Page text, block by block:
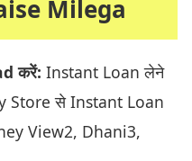
Milega
करें: Instant Loan लेने
Store से Instant Loan
View2, Dhani3,